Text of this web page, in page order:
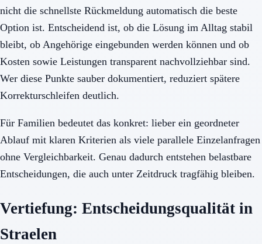
nicht die schnellste Rückmeldung automatisch die beste
Option ist. Entscheidend ist, ob die Lösung im Alltag stabil
bleibt, ob Angehörige eingebunden werden können und ob
Kosten sowie Leistungen transparent nachvollziehbar sind.
Wer diese Punkte sauber dokumentiert, reduziert spätere
Korrekturschleifen deutlich.
Für Familien bedeutet das konkret: lieber ein geordneter
Ablauf mit klaren Kriterien als viele parallele Einzelanfragen
ohne Vergleichbarkeit. Genau dadurch entstehen belastbare
Entscheidungen, die auch unter Zeitdruck tragfähig bleiben.
Vertiefung: Entscheidungsqualität in
Straelen